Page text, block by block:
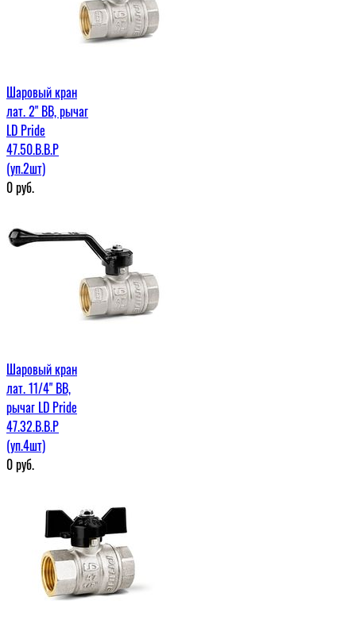
Шаровый кран
лат. 2" ВВ, рычаг
LD Pride
47.50.В.В.Р
(уп.2шт)
0руб.
Шаровый кран
лат. 11/4" ВВ,
рычаг LD Pride
47.32.В.В.Р
(уп.4шт)
0руб.